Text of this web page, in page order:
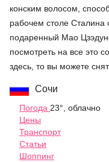
конским волосом,
рабочем столе Сталина
подаренный Мао
посмотреть на все это
здесь, то вы можете
Сочи
Погода 23°, облачно
Цены
Транспорт
Статьи
Шоппинг